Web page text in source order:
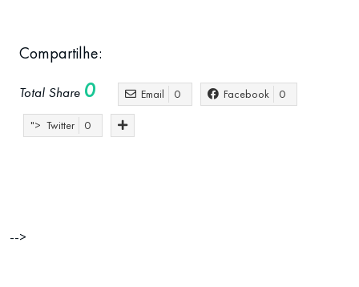
Compartilhe:
Total Share 0 Email 0 Facebook 0
"> Twitter 0
-->